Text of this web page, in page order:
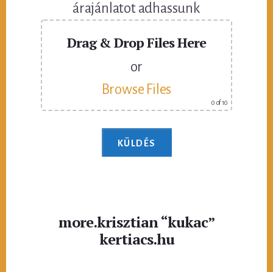
árajánlatot adhassunk
Drag & Drop Files Here
or
Browse Files
0 of 10
more.krisztian “kukac”
kertiacs.hu